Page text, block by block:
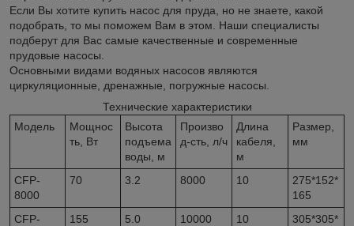
Если Вы хотите купить насос для пруда, но не знаете, какой
подобрать, то мы поможем Вам в этом. Наши специалисты
подберут для Вас самые качественные и современные
прудовые насосы.
Основными видами водяных насосов являются
циркуляционные, дренажные, погружные насосы.
Технические характеристики
Модель
Мощнос
ть, Вт
Высота
подъема
воды, м
Произво
д-сть, л/ч
Длина
кабеля,
м
Размер,
мм
CFP-
8000
70 3.2 8000 10
275*152*
165
CFP-
155 5.0 10000 10
305*305*